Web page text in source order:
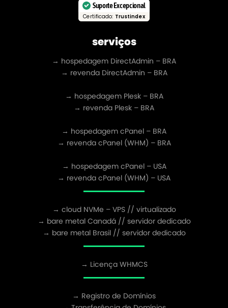
Suporte Excepcional
Certificado: Trustindex
serviços
→ hospedagem DirectAdmin – BRA
→ revenda DirectAdmin – BRA
→ hospedagem Plesk – BRA
→ revenda Plesk – BRA
→ hospedagem cPanel – BRA
→ revenda cPanel (WHM) – BRA
→ hospedagem cPanel – USA
→ revenda cPanel (WHM) – USA
→ cloud NVMe – VPS // virtualizado
→ bare metal Canadá // servidor dedicado
→ bare metal Brasil // servidor dedicado
→ Licença WHMCS
→ Registro de Domínios